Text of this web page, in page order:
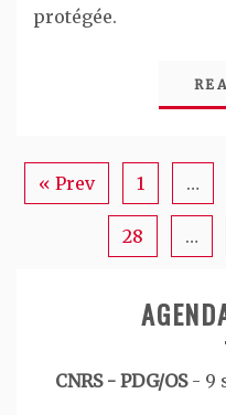
protégée.
« Prev 1 …
28 …
CNRS - PDG/OS- 9